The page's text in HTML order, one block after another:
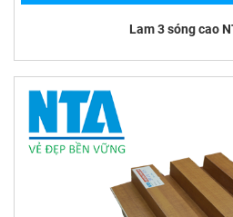
Lam 3 sóng cao